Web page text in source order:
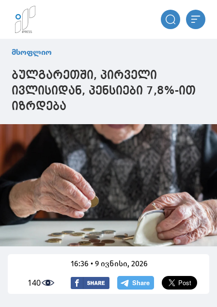
მსოფლიო
ბულგარეთში, პირველი
ივლისიდან, პენსიები 7,8%-ით
იზრდება
16:36 • 9 ივნისი, 2026
140